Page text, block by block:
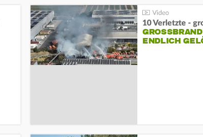
10 Verletzte -
GROSSBRAND
NDLICH